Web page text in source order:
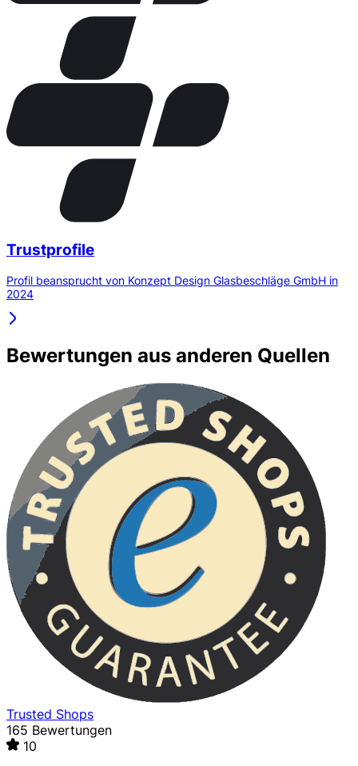
Trustprofile
Profil beansprucht von Konzept Design Glasbeschläge GmbH in
2024
Bewertungen aus anderen Quellen
Trusted Shops
165 Bewertungen
10